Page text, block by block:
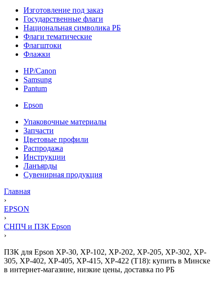
Изготовление под заказ
Государственные флаги
Национальная символика РБ
Флаги тематические
Флагштоки
Флажки
HP/Canon
Samsung
Pantum
Epson
Упаковочные материалы
Запчасти
Цветовые профили
Распродажа
Инструкции
Ланъярды
Сувенирная продукция
Главная
›
EPSON
›
СНПЧ и ПЗК Epson
›
ПЗК для Epson XP-30, XP-102, XP-202, XP-205, XP-302, XP-
305, XP-402, XP-405, XP-415, XP-422 (T18): купить в Минске
в интернет-магазине, низкие цены, доставка по РБ